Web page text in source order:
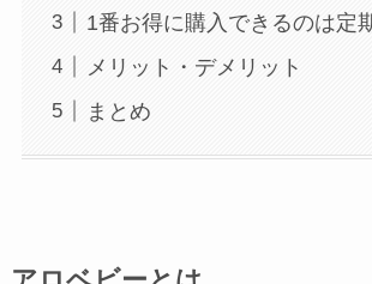
1番お得に購入できるのは定
メリット・デメリット
まとめ